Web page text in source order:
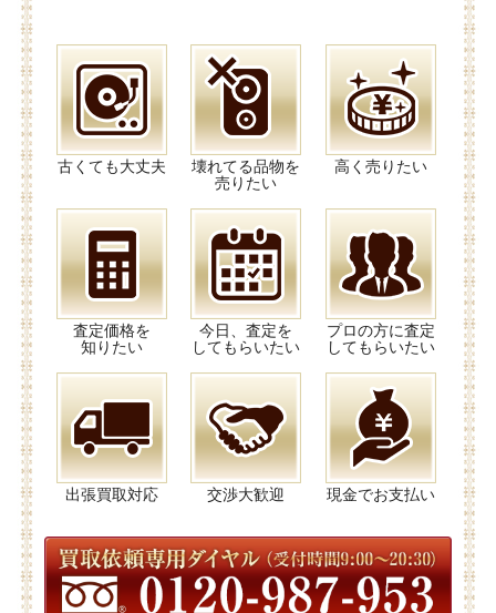
古くても大丈夫
壊れてる品物を
売りたい
高く売りたい
査定価格を
知りたい
今日、査定を
してもらいたい
プロの方に査定
してもらいたい
出張買取対応 交渉大歓迎 現金でお支払い